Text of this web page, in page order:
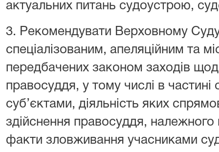
актуальних питань судоустрою,
3. Рекомендувати Верховному
спеціалізованим, апеляційним та
передбачених законом заходів
правосуддя, у тому числі в частині
суб’єктами, діяльність яких
здійснення правосуддя,
факти зловживання учасниками